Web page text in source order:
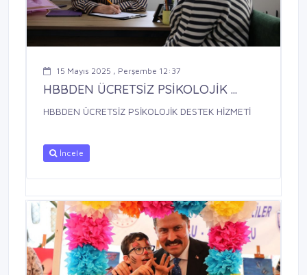
15 Mayıs 2025 , Perşembe 12:37
HBBDEN ÜCRETSİZ PSİKOLOJİK ...
HBBDEN ÜCRETSİZ PSİKOLOJİK DESTEK HİZMETİ
İncele